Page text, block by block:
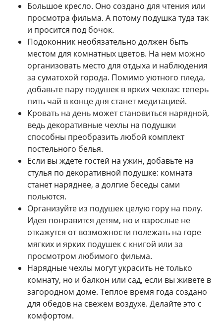
Большое кресло. Оно создано для чтения или
просмотра фильма. А потому подушка туда так
и просится под бочок.
Подоконник необязательно должен быть
местом для комнатных цветов. На нем можно
организовать место для отдыха и наблюдения
за суматохой города. Помимо уютного пледа,
добавьте пару подушек в ярких чехлах: теперь
пить чай в конце дня станет медитацией.
Кровать на день может становиться нарядной,
ведь декоративные чехлы на подушки
способны преобразить любой комплект
постельного белья.
Если вы ждете гостей на ужин, добавьте на
стулья по декоративной подушке: комната
станет наряднее, а долгие беседы сами
польются.
Организуйте из подушек целую гору на полу.
Идея понравится детям, но и взрослые не
откажутся от возможности полежать на горе
мягких и ярких подушек с книгой или за
просмотром любимого фильма.
Нарядные чехлы могут украсить не только
комнату, но и балкон или сад, если вы живете в
загородном доме. Теплое время года создано
для обедов на свежем воздухе. Делайте это с
комфортом.